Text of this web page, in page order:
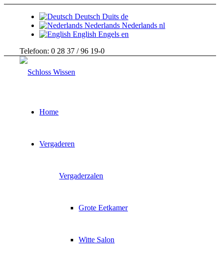
Deutsch Duits de
Nederlands Nederlands nl
English Engels en
Telefoon: 0 28 37 / 96 19-0
Home
Vergaderen
Vergaderzalen
Grote Eetkamer
Witte Salon